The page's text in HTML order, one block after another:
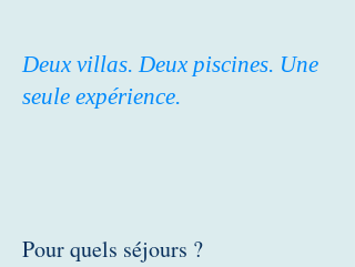
Deux villas. Deux piscines. Une
seule expérience.
Pour quels séjours ?